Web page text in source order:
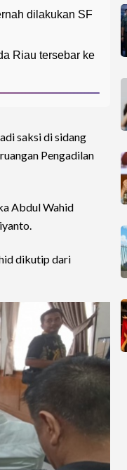
dilakukan SF
Riau tersebar ke
saksi di sidang
Pengadilan
Abdul Wahid
dikutip dari